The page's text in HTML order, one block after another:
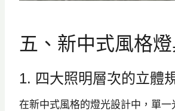
五、新中式風格
1. 四大照明層次的立體
在新中式風格的燈光設計中，單一